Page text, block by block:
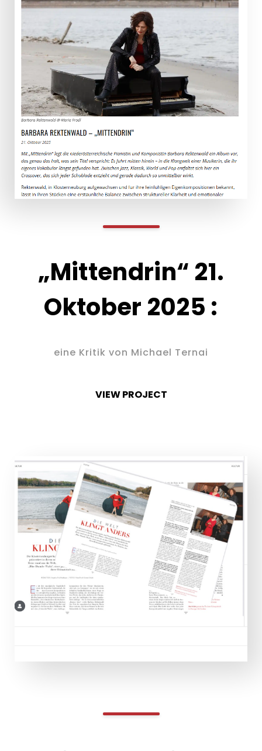
„Mittendrin“ 21.
Oktober 2025 :
eine Kritik von Michael Ternai
VIEW PROJECT